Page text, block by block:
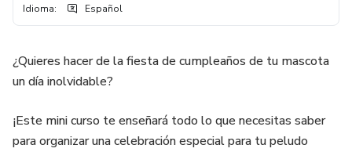
Idioma: Español
¿Quieres hacer de la fiesta de cumpleaños de tu mascota
un día inolvidable?
¡Este mini curso te enseñará todo lo que necesitas saber
para organizar una celebración especial para tu peludo